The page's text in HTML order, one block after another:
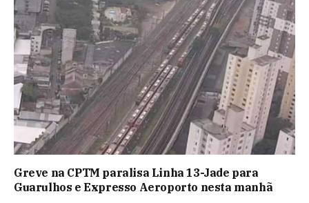
Greve na CPTM paralisa Linha 13-Jade para
Guarulhos e Expresso Aeroporto nesta manhã